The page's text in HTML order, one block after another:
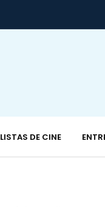
LISTAS DE CINE